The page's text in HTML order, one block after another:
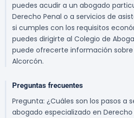
puedes acudir a un abogado
Derecho Penal o a servicios de
si cumples con los requisitos
puedes dirigirte al Colegio de
puede ofrecerte información
Alcorcón.
Preguntas frecuentes
Pregunta: ¿Cuáles son los pasos a
abogado especializado en